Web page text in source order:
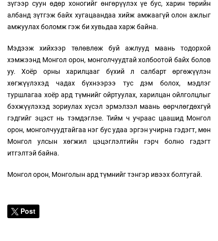
зүгээр суун өдөр хоногийг өнгөрүүлэх үе бус, харин төрийн
албанд зүтгэж байх хугацаандаа хийж амжаагүй олон ажлыг
амжуулах боломж гэж би хувьдаа харж байна.
Мэдээж хийхээр төлөвлөж буй ажлууд маань тодорхой
хэмжээнд Монгол орон, монголчуудтай холбоотой байх болов
уу. Хоёр орны харилцааг бүхий л салбарт өргөжүүлэн
хөгжүүлэхэд чадах бүхнээрээ тус дэм болох, мэдлэг
туршлагаа хоёр ард түмнийг ойртуулах, харилцан ойлголцлыг
бэхжүүлэхэд зориулах хүсэл эрмэлзэл маань өөрчлөгдөхгүй
гэдгийг эцэст нь тэмдэглэе. Тийм ч учраас цаашид Монгол
орон, монголчуудтайгаа нэг бус удаа эргэн учирна гэдэгт, мөн
Монгол улсын хөгжил цэцэглэлтийн гэрч болно гэдэгт
итгэлтэй байна.
Монгол орон, Монголын ард түмнийг тэнгэр ивээх болтугай.
Post